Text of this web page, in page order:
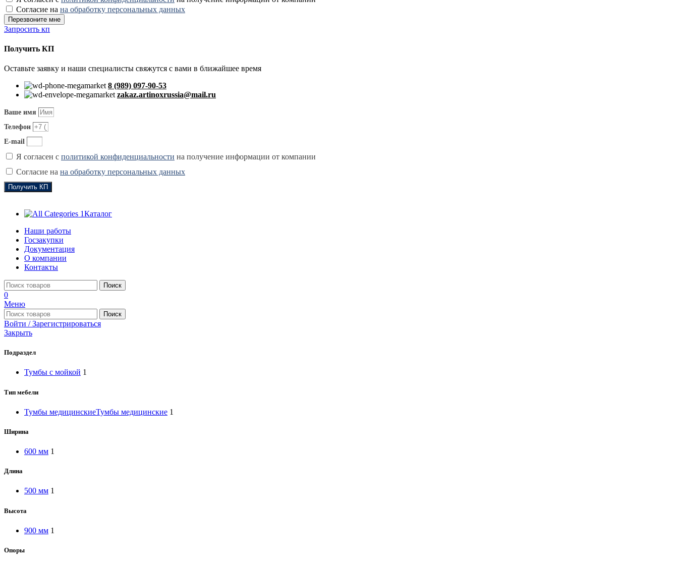
Согласие на на обработку персональных данных
Перезвоните мне
Запросить кп
Получить КП
Оставьте заявку и наши специалисты свяжутся с вами в ближайшее время
8 (989) 097-90-53
zakaz.artinoxrussia@mail.ru
Ваше имя
Телефон
E-mail
Я согласен с политикой конфиденциальности на получение информации от компании
Согласие на на обработку персональных данных
Получить КП
Каталог
Наши работы
Госзакупки
Документация
О компании
Контакты
Поиск
0
Меню
Поиск
Войти / Зарегистрироваться
Закрыть
Подраздел
Тумбы с мойкой 1
Тип мебели
Тумбы медицинскиеТумбы медицинские 1
Ширина
600 мм 1
Длина
500 мм 1
Высота
900 мм 1
Опоры